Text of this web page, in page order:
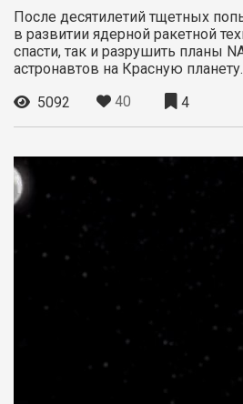
После десятилетий тщетных
в развитии ядерной ракетной
спасти, так и разрушить планы
астронавтов на Красную планету.
5092
40 4